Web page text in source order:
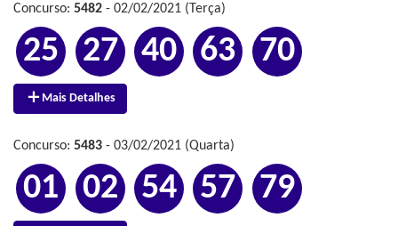
Concurso: 5482 - 02/02/2021 (Terça)
25 27 40 63 70
Mais Detalhes
Concurso: 5483 - 03/02/2021 (Quarta)
01 02 54 57 79